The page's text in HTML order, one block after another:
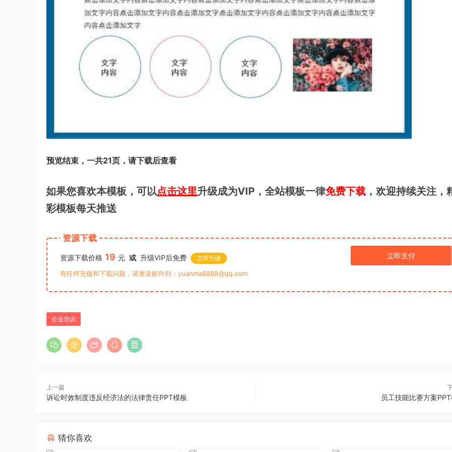
预览结束，一共21页，请下载后查看
如果您喜欢本模板，可以点击这里升级成为VIP，全站模板一律免费下载 ，欢迎持续关注，
彩模板每天推送
资源下载
资源下载价格 19 元 立即支付
或 升级VIP后免费 立即升级
有任何充值和下载问题，请发送邮件到：yuanma8888@qq.com
企业培训
上一篇
诉讼时效制度违反经济法的法律责任PPT模板 员工技能比赛方案
猜你喜欢